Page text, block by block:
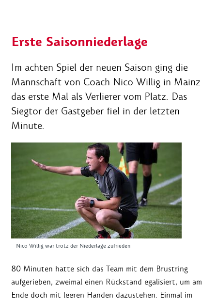
Erste Saisonniederlage
Im achten Spiel der neuen Saison ging die
Mannschaft von Coach Nico Willig in Mainz
das erste Mal als Verlierer vom Platz. Das
Siegtor der Gastgeber fiel in der letzten
Minute.
Nico Willig war trotz der Niederlage zufrieden
80 Minuten hatte sich das Team mit dem Brustring
aufgerieben, zweimal einen Rückstand egalisiert, um am
Ende doch mit leeren Händen dazustehen. Einmal im